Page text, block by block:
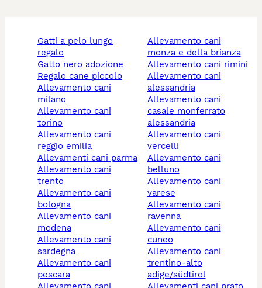
gatti a pelo lungo
regalo
gatto nero adozione
regalo cane piccolo
allevamento cani
milano
allevamento cani
torino
allevamento cani
reggio emilia
allevamenti cani parma
allevamento cani
trento
allevamento cani
bologna
allevamento cani
modena
allevamento cani
sardegna
allevamento cani
pescara
allevamento cani
monza e della brianza
allevamento cani rimini
allevamento cani
alessandria
allevamento cani
casale monferrato
alessandria
allevamento cani
vercelli
allevamento cani
belluno
allevamento cani
varese
allevamento cani
ravenna
allevamento cani
cuneo
allevamento cani
trentino-alto
adige/südtirol